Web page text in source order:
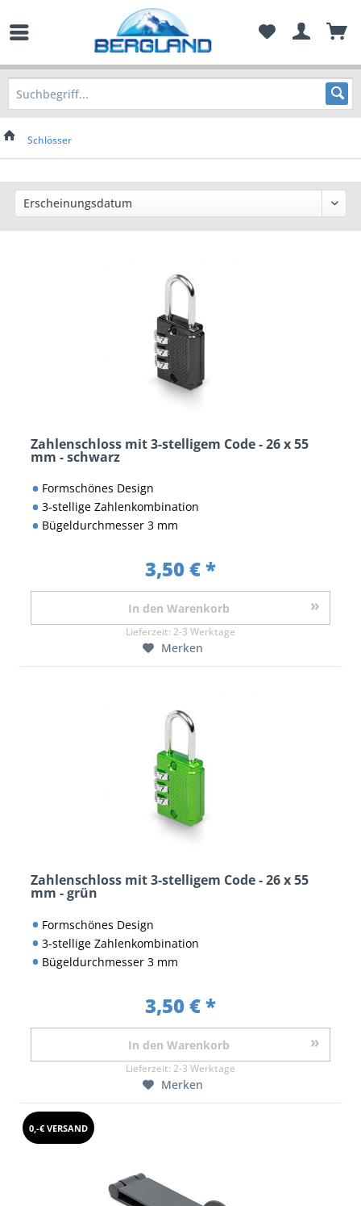
Schlösser
Preis
Zahlenschloss mit 3-stelligem Code - 26 x 55
mm - schwarz
Formschönes Design
3-stellige Zahlenkombination
Bügeldurchmesser 3 mm
3,50 € *
In den Warenkorb
Lieferzeit: 2-3 Werktage
Merken
Zahlenschloss mit 3-stelligem Code - 26 x 55
mm - grün
Formschönes Design
3-stellige Zahlenkombination
Bügeldurchmesser 3 mm
3,50 € *
In den Warenkorb
Lieferzeit: 2-3 Werktage
Merken
0,-€ VERSAND